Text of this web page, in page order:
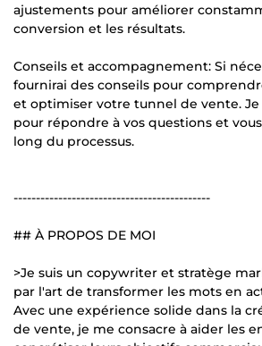
ajustements pour améliorer
conversion et les résultats.
Conseils et accompagnement: Si
fournirai des conseils pour
et optimiser votre tunnel de vente.
pour répondre à vos questions et
long du processus.
--------------------------------------------
## À PROPOS DE MOI
>Je suis un copywriter et stratège
par l'art de transformer les mots en
Avec une expérience solide dans la
de vente, je me consacre à aider les